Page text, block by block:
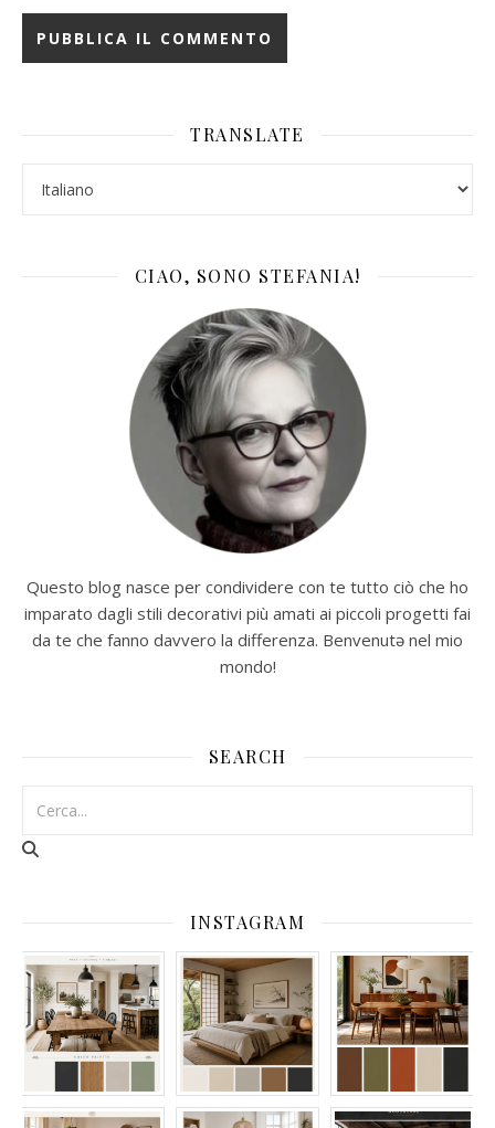
TRANSLATE
CIAO, SONO STEFANIA!
Questo blog nasce per condividere con te tutto ciò che ho
imparato dagli stili decorativi più amati ai piccoli progetti fai
da te che fanno davvero la differenza. Benvenutə nel mio
mondo!
SEARCH
INSTAGRAM